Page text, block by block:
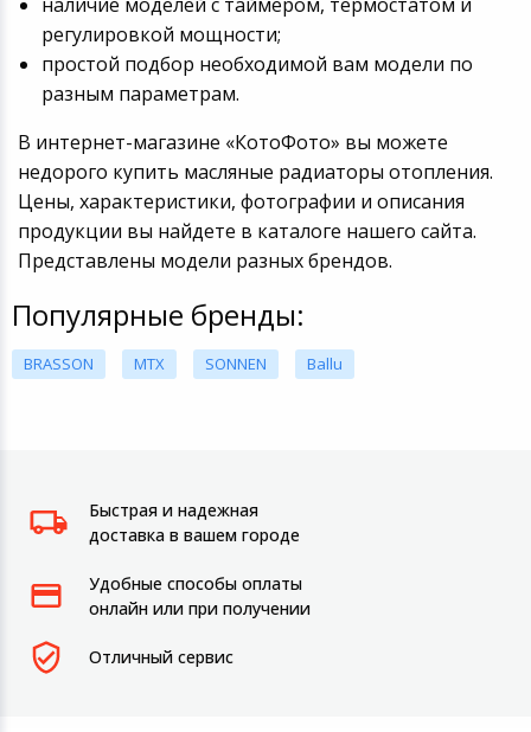
регулировкой мощности;
простой подбор необходимой вам модели по
разным параметрам.
В интернет-магазине «КотоФото» вы можете
недорого купить масляные радиаторы отопления.
Цены, характеристики, фотографии и описания
продукции вы найдете в каталоге нашего сайта.
Представлены модели разных брендов.
Популярные бренды:
BRASSON MTX SONNEN Ballu
Быстрая и надежная
доставка в вашем городе
Удобные способы оплаты
онлайн или при получении
Отличный сервис